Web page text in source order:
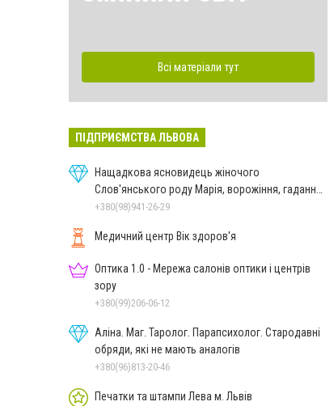
Всі матеріали тут
ПІДПРИЄМСТВА ЛЬВОВА
Нащадкова ясновидець жіночого
Слов'янського роду Марія, ворожіння, гадання
онлайн, ворожіння Таро
+380(98)941-26-29
Медичний центр Вік здоров'я
Оптика 1.0 - Мережа салонів оптики і центрів
зору
+380(99)206-06-12
Аліна. Маг. Таролог. Парапсихолог. Стародавні
обряди, які не мають аналогів
+380(96)813-20-46
Печатки та штампи Лева м. Львів